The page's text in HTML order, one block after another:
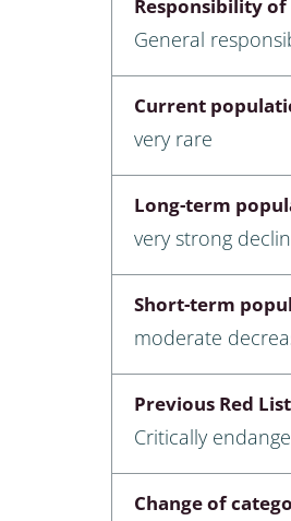
Diptera: Thaumaleidae
Lepidoptera: Noctuoidea
Diptera: Ceratopogonidae
Diptera: Empidoidea
Responsibility
General
Current
very rare
Long-term
very strong
Short-term
moderate
Previous Red
Critically
Change of